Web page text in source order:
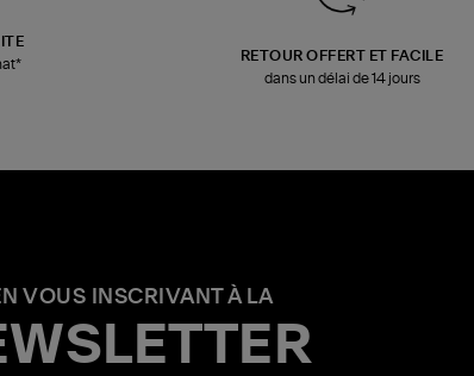
RETOUR OFFERT ET FACILE
dans un délai de 14 jours
VOUS INSCRIVANT À LA